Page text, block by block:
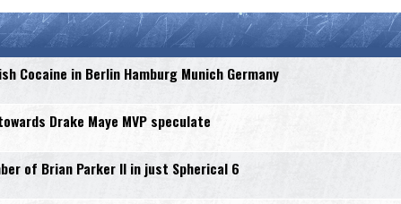
Cocaine in Berlin Hamburg Munich Germany
Drake Maye MVP speculate
of Brian Parker II in just Spherical 6